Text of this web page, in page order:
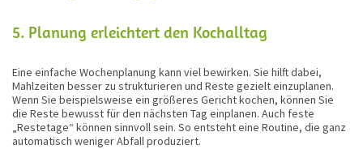
5. Planung erleichtert den Kochalltag
Eine einfache Wochenplanung kann viel bewirken. Sie hilft dabei,
Mahlzeiten besser zu strukturieren und Reste gezielt einzuplanen.
Wenn Sie beispielsweise ein größeres Gericht kochen, können Sie
die Reste bewusst für den nächsten Tag einplanen. Auch feste
„Restetage“ können sinnvoll sein. So entsteht eine Routine, die ganz
automatisch weniger Abfall produziert.